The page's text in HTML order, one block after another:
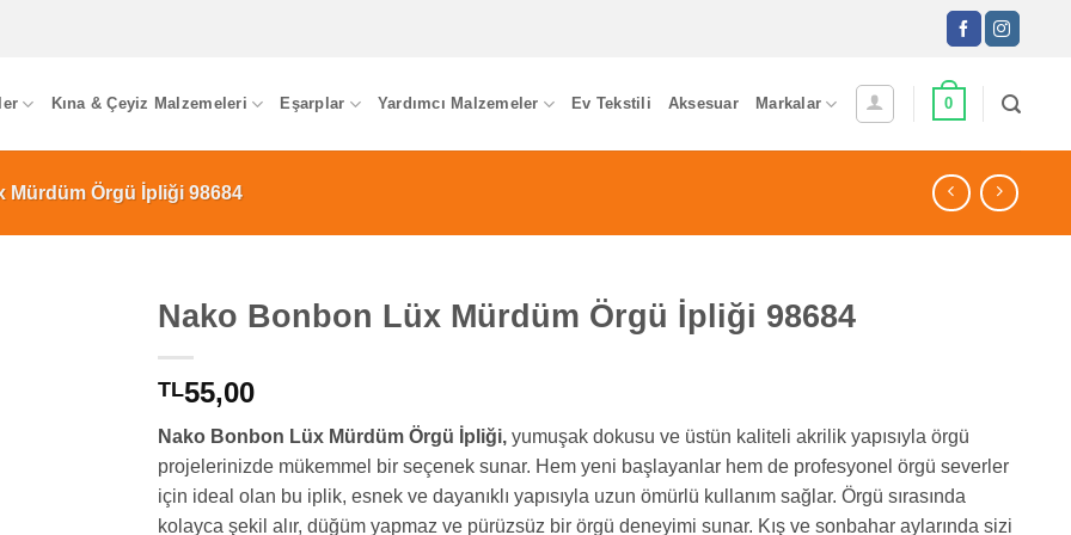
Kına & Çeyiz Malzemeleri Eşarplar Yardımcı Malzemeler Ev Tekstili Aksesuar Markalar 0
Mürdüm Örgü İpliği 98684
Nako Bonbon Lüx Mürdüm Örgü İpliği 98684
TL55,00
Nako Bonbon Lüx Mürdüm Örgü İpliği,yumuşak dokusu ve üstün kaliteli akrilik yapısıyla örgü
projelerinizde mükemmel bir seçenek sunar. Hem yeni başlayanlar hem de profesyonel örgü severler
için ideal olan bu iplik, esnek ve dayanıklı yapısıyla uzun ömürlü kullanım sağlar. Örgü sırasında
kolayca şekil alır, düğüm yapmaz ve pürüzsüz bir örgü deneyimi sunar. Kış ve sonbahar aylarında sizi